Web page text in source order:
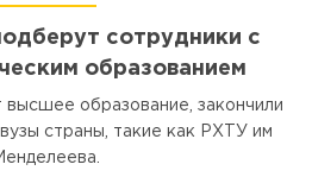
сотрудники с
образованием
образование, закончили
страны, такие как РХТУ им